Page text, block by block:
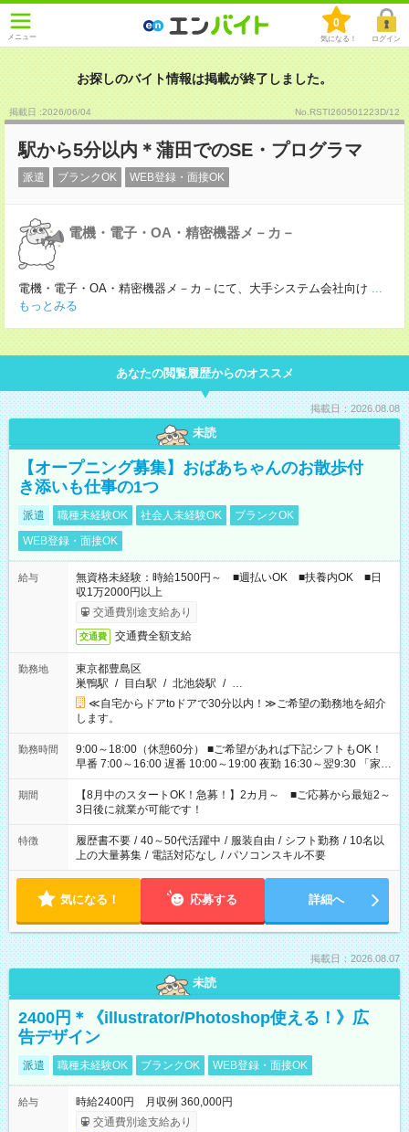
メニュー
0
気になる！ ログイン
お探しのバイト情報は掲載が終了しました。
掲載日 :2026/06/04 No.RSTI260501223D/12
駅から5分以内＊蒲田でのSE・プログラマ
派遣 ブランクOK WEB登録・面接OK
電機・電子・OA・精密機器メ－カ－
電機・電子・OA・精密機器メ－カ－にて、大手システム会社向け ...
もっとみる
あなたの閲覧履歴からのオススメ
掲載日：2026.08.08
未読
【オープニング募集】おばあちゃんのお散歩付
き添いも仕事の1つ
派遣 職種未経験OK 社会人未経験OK
ブランクOK
WEB登録・面接OK
給与
無資格未経験：時給1500円～ ■週払いOK ■扶養内OK ■日
収1万2000円以上
交通費別途支給あり
交通費 交通費全額支給
勤務地
東京都豊島区
巣鴨駅 / 目白駅 / 北池袋駅 / …
≪自宅からドアtoドアで30分以内！≫ご希望の勤務地を紹介
します。
勤務時間
9:00～18:00（休憩60分） ■ご希望があれば下記シフトもOK！
早番 7:00～16:00 遅番 10:00～19:00 夜勤 16:30～翌9:30 「家族
と休みを合わせたい」 「余裕を持って夕飯の準備がしたい」
「できれば残業はしたくない」 など、ご希望を教えてください
ね。 ※Wワーク希望の方へ 今ご覧のお仕事で希望する勤務時間
と、もう1つのお仕事の勤務時間。 合計で週40時間を超える場
合は応募できません。
期間
【8月中のスタートOK！急募！】2カ月～ ■ご応募から最短2～
3日後に就業が可能です！
特徴 履歴書不要 / 40～50代活躍中 / 服装自由 / シフト勤務 / 10名以
上の大量募集 / 電話対応なし / パソコンスキル不要
気になる！ 応募する 詳細へ
掲載日：2026.08.07
未読
2400円＊《illustrator/Photoshop使える！》広
告デザイン
派遣 職種未経験OK ブランクOK WEB登録・面接OK
給与
時給2400円 月収例 360,000円
交通費別途支給あり